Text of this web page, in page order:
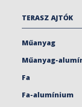
TERASZ AJTÓK
Műanyag
Műanyag-
Fa
Fa-alumínium